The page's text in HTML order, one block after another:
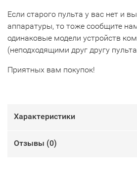
Если старого пульта у вас нет и
аппаратуры, то тоже сообщите
одинаковые модели устройств
(неподходящими друг другу
Приятных вам покупок!
Характеристики
Отзывы (0)